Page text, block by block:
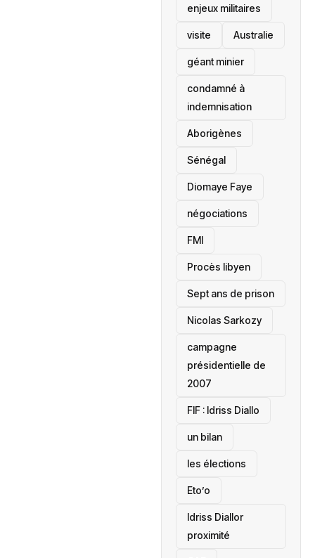
enjeux militaires
visite ‎Australie
géant minier
condamné à
indemnisation
Aborigènes
Sénégal
Diomaye Faye
négociations
FMI
Procès libyen
Sept ans de prison
Nicolas Sarkozy
campagne
présidentielle de
2007
‎FIF : Idriss Diallo
un bilan
les élections
Eto’o
Idriss Diallor
proximité